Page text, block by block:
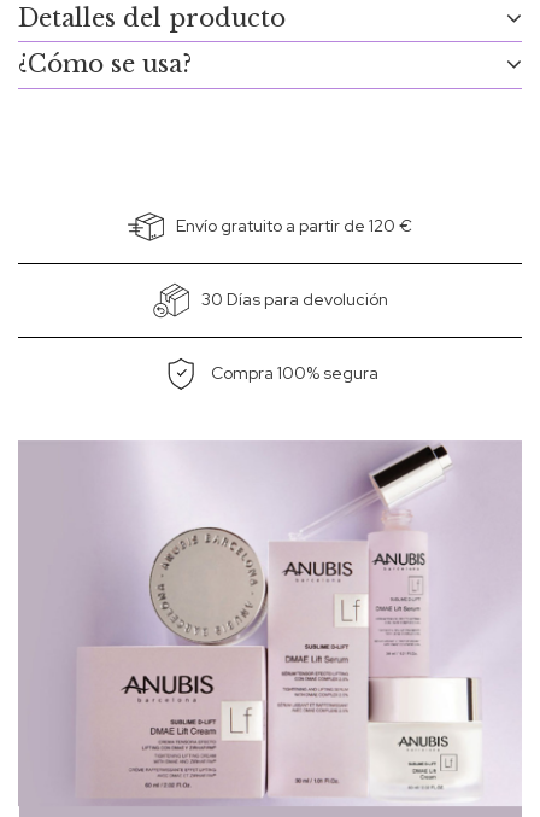
Detalles del producto
¿Cómo se usa?
Envío gratuito a partir de 120 €
30 Días para devolución
Compra 100% segura